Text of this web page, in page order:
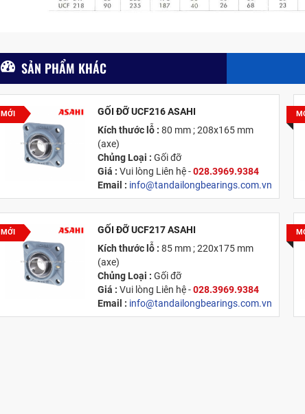
SẢN PHẨM KHÁC
MỚI
GỐI ĐỠ UCF216 ASAHI
Kích thước lỗ :80 mm ; 208x165 mm
(axe)
Chủng Loại :Gối đỡ
Giá : Vui lòng Liên hệ -028.3969.9384
Email : info@tandailongbearings.com.vn
Xuất xứ:Nhật Bản
MỚI
GỐI ĐỠ UCF217 ASAHI
Kích thước lỗ :85 mm ; 220x175 mm
(axe)
Chủng Loại :Gối đỡ
Giá : Vui lòng Liên hệ -028.3969.9384
Email : info@tandailongbearings.com.vn
Xuất xứ:Nhật Bản